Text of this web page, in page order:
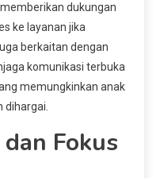
dukungan
ke layanan jika
berkaitan dengan
komunikasi terbuka
memungkinkan anak
Fokus